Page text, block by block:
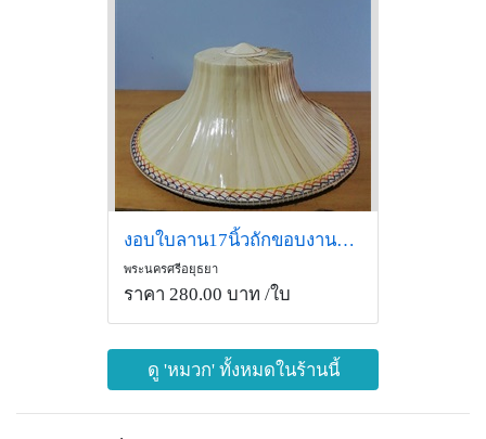
งอบใบลาน17นิ้วถักขอบงานละเอียด
พระนครศรีอยุธยา
ราคา 280.00 บาท /ใบ
ดู 'หมวก' ทั้งหมดในร้านนี้